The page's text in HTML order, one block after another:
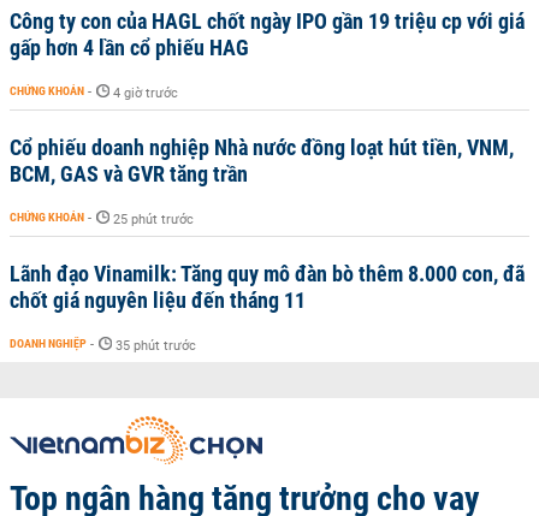
Công ty con của HAGL chốt ngày IPO gần 19 triệu cp với giá
gấp hơn 4 lần cổ phiếu HAG
CHỨNG KHOÁN - 4 giờ trước
Cổ phiếu doanh nghiệp Nhà nước đồng loạt hút tiền, VNM,
BCM, GAS và GVR tăng trần
CHỨNG KHOÁN - 25 phút trước
Lãnh đạo Vinamilk: Tăng quy mô đàn bò thêm 8.000 con, đã
chốt giá nguyên liệu đến tháng 11
DOANH NGHIỆP - 35 phút trước
Top ngân hàng tăng trưởng cho vay